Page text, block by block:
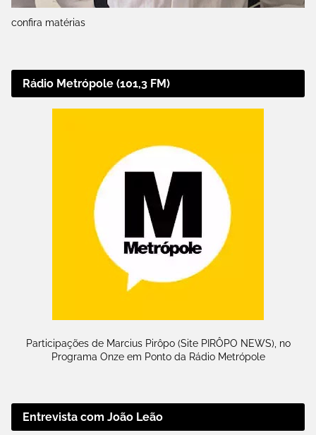
confira matérias
Rádio Metrópole (101,3 FM)
Participações de Marcius Pirôpo (Site PIRÔPO NEWS), no
Programa Onze em Ponto da Rádio Metrópole
Entrevista com João Leão